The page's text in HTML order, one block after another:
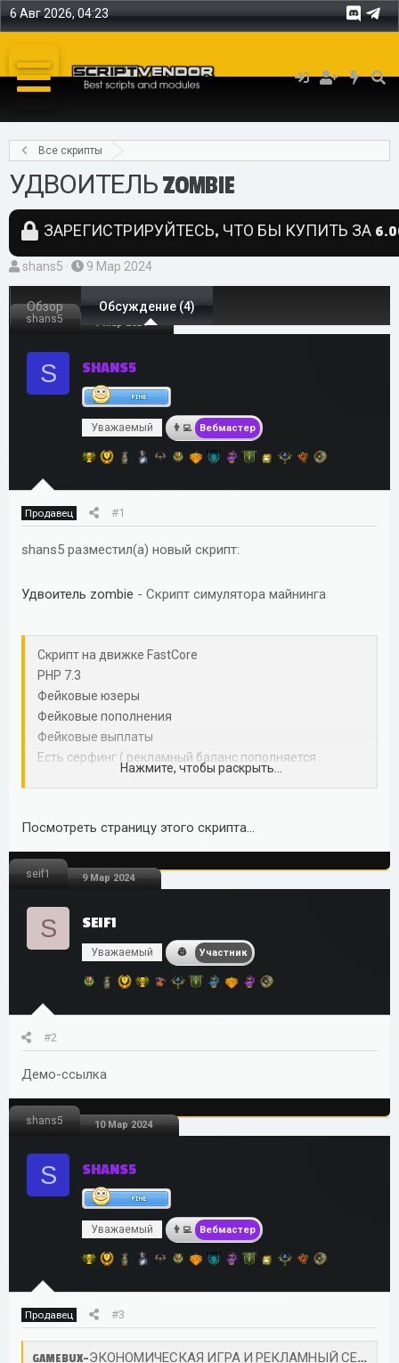
6 Авг 2026, 04:23
Все скрипты
УДВОИТЕЛЬ ZOMBIE
ЗАРЕГИСТРИРУЙТЕСЬ, ЧТО БЫ КУПИТЬ ЗА 6.00
А
в
т
о
е
shans5
Д
а
т
а
а
ч
а
л
а
9 Мар 2024
Обзор Обсуждение (4)
shans5 9 Мар 2024
S SHANS5
Уважаемый Вебмастер
Продавец #1
shans5 разместил(а) новый скрипт:
Удвоитель zombie - Скрипт симулятора майнинга
Скрипт на движке FastCore
PHP 7.3
Фейковые юзеры
Фейковые пополнения
Фейковые выплаты
Есть серфинг ( рекламный баланс пополняется
Нужен одобренный API На сайте Payeer
Бонус к скорости заработка каждые 6 часов ( в бонусе
реализован дополнительный доход админу через
Фейки добавляются вручную из админки
Перепродажа запрещена !!!
Посмотреть вложение 2536
Нажмите, чтобы раскрыть...
Посмотреть страницу этого скрипта...
seif1 9 Мар 2024
S SEIF1
Уважаемый Участник
#2
Демо-ссылка
shans5 10 Мар 2024
S SHANS5
Уважаемый Вебмастер
Продавец #3
GAMEBUX-ЭКОНОМИЧЕСКАЯ ИГРА И РЕКЛАМНЫЙ СЕРВИС.